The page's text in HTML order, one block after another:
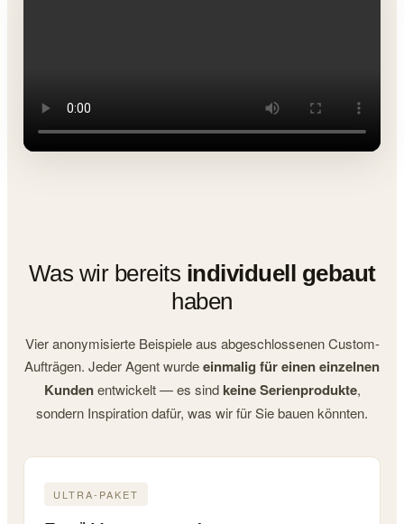
Was wir bereits individuell gebaut
haben
Vier anonymisierte Beispiele aus abgeschlossenen Custom-
Aufträgen. Jeder Agent wurdeeinmalig für einen einzelnen
Kundenentwickelt — es sind keine Serienprodukte,
sondern Inspiration dafür, was wir für Sie bauen könnten.
ULTRA-PAKET